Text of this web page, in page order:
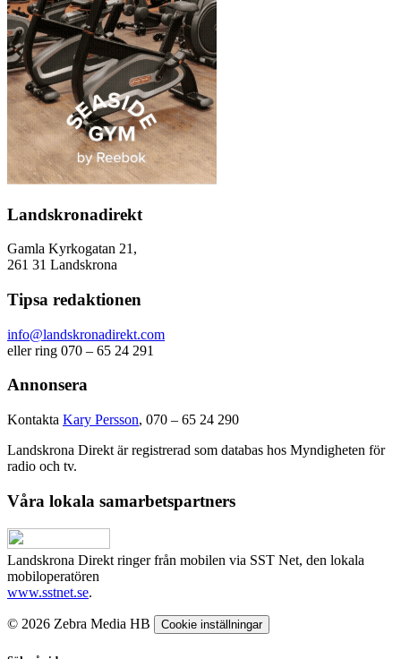
Landskronadirekt
Gamla Kyrkogatan 21,
261 31 Landskrona
Tipsa redaktionen
info@landskronadirekt.com
eller ring 070 – 65 24 291
Annonsera
Kontakta Kary Persson, 070 – 65 24 290
Landskrona Direkt är registrerad som databas hos Myndigheten för
radio och tv.
Våra lokala samarbetspartners
Landskrona Direkt ringer från mobilen via SST Net, den lokala
mobiloperatören
www.sstnet.se.
© 2026 Zebra Media HB Cookie inställningar